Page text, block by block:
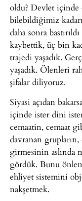
oldu? Devlet
bilebildiğimiz
daha sonra
kaybettik, üç bin
trajedi yaşadık.
yaşadık. Ölenleri
şifalar diliyoruz.
Siyasi açıdan
içinde ister dini
cemaatin, cemaat
davranan
girmesinin aslında
gördük. Bunu
ehliyet sistemini
nakşetmek.